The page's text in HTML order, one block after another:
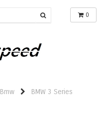
0
Bmw
BMW 3 Series